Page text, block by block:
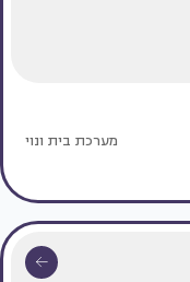
מערכת בית ונוי